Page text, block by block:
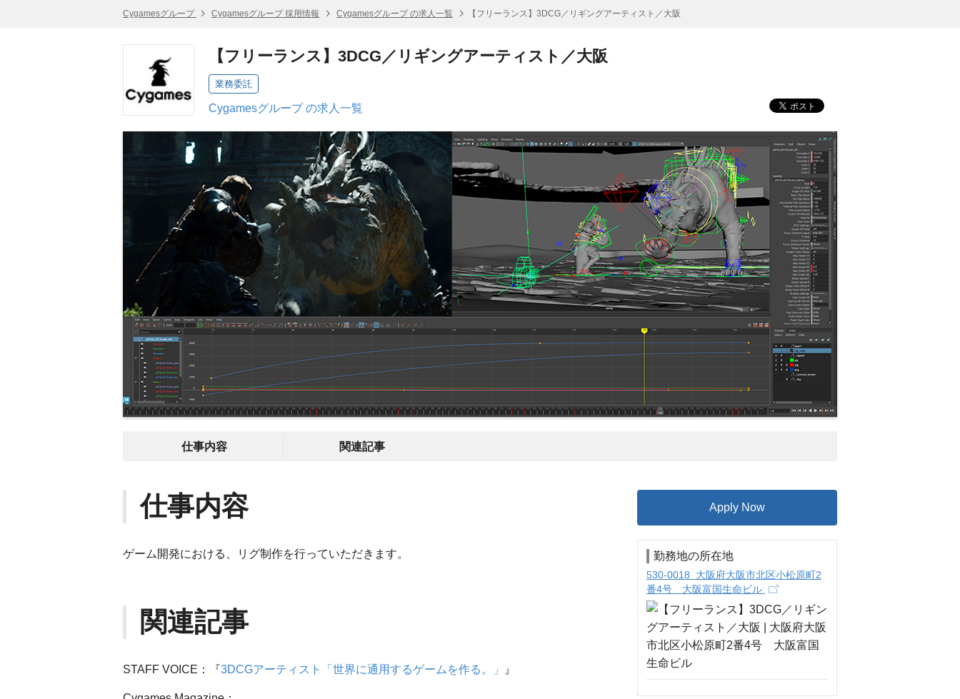
Cygamesグループ Cygamesグループ 採用情報 Cygamesグループ の求人一覧 【フリーランス】3DCG／リギングアーティスト／大阪
【フリーランス】3DCG／リギングアーティスト／大阪
業務委託
Cygamesグループ の求人一覧
仕事内容 関連記事
仕事内容
ゲーム開発における、リグ制作を行っていただきます。
関連記事
STAFF VOICE：『3DCGアーティスト「世界に通用するゲームを作る。」 』
Apply Now
勤務地の所在地
530-0018 大阪府大阪市北区小松原町2
番4号 大阪富国生命ビル